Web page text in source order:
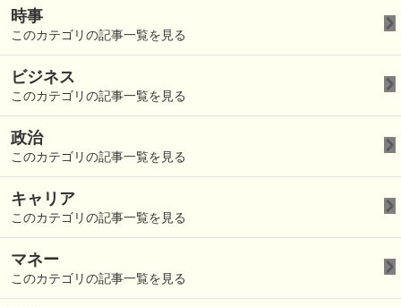
時事
このカテゴリの記事一覧を見る
ビジネス
このカテゴリの記事一覧を見る
政治
このカテゴリの記事一覧を見る
キャリア
このカテゴリの記事一覧を見る
マネー
このカテゴリの記事一覧を見る